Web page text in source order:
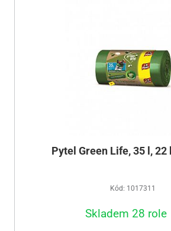
Pytel Green Life, 35 l, 22
Kód: 1017311
Skladem 28 role